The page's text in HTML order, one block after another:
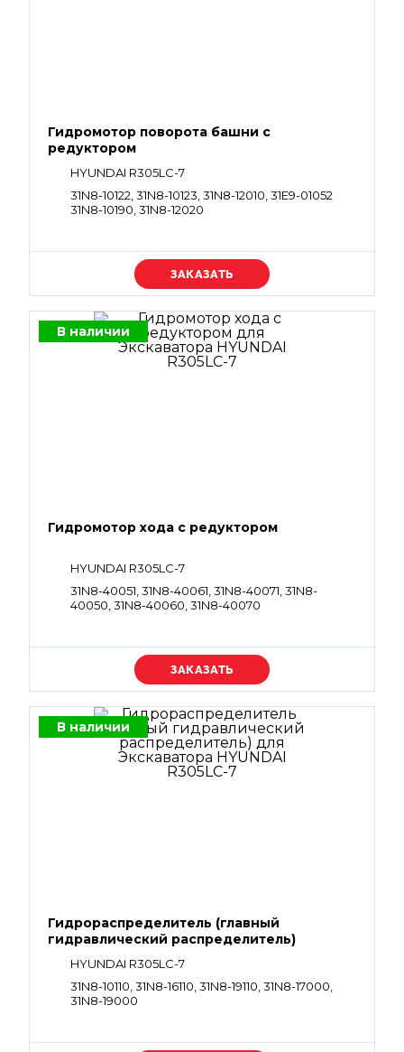
Гидромотор поворота башни с
редуктором
HYUNDAI R305LC-7
31N8-10122, 31N8-10123, 31N8-12010, 31E9-01052
31N8-10190, 31N8-12020
Уточняйте цену
В наличии
Гидромотор хода с редуктором
HYUNDAI R305LC-7
31N8-40051, 31N8-40061, 31N8-40071, 31N8-
40050, 31N8-40060, 31N8-40070
Уточняйте цену
В наличии
Гидрораспределитель (главный
гидравлический распределитель)
HYUNDAI R305LC-7
31N8-10110, 31N8-16110, 31N8-19110, 31N8-17000,
31N8-19000